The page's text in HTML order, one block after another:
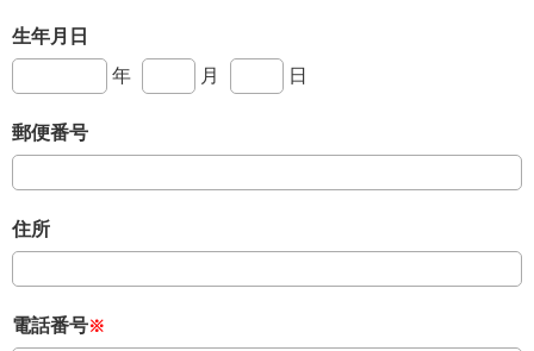
生年月日
年
月 日
郵便番号
住所
電話番号